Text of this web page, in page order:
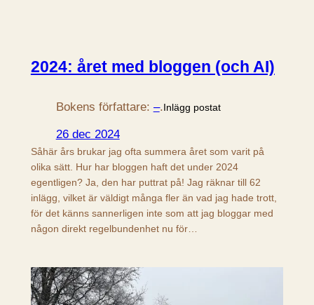
2024: året med bloggen (och AI)
Bokens författare: –.Inlägg postat
26 dec 2024
Såhär års brukar jag ofta summera året som varit på
olika sätt. Hur har bloggen haft det under 2024
egentligen? Ja, den har puttrat på! Jag räknar till 62
inlägg, vilket är väldigt många fler än vad jag hade trott,
för det känns sannerligen inte som att jag bloggar med
någon direkt regelbundenhet nu för…